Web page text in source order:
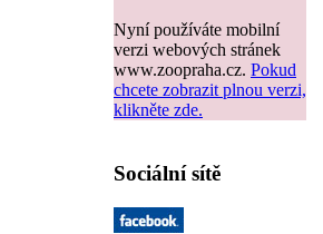
Nyní používáte mobilní
verzi webových stránek
www.zoopraha.cz. Pokud
chcete zobrazit plnou verzi,
klikněte zde.
Sociální sítě